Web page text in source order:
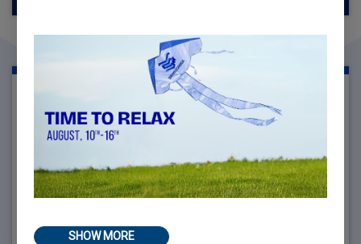
WS2 PLUS
DIAMETRO LAVORAZIONE Ø 32MM - Ø 450MM (1.26" -
17.72")
SHOW MORE